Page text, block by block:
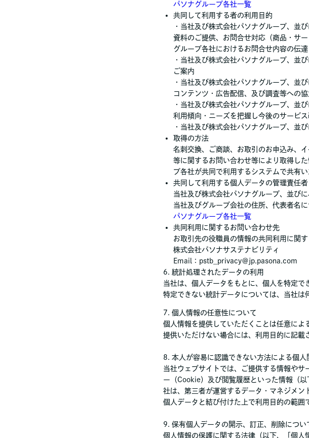
パソナグループ各社一覧
共同して利用する者の利用目的
・当社及び株式会社パソナグループ、並
資料のご提供、お問合せ対応（商品・サ
グループ各社におけるお問合せ内容の伝達
・当社及び株式会社パソナグループ、並
ご案内
・当社及び株式会社パソナグループ、並
コンテンツ・広告配信、及び調査等への
・当社及び株式会社パソナグループ、並
利用傾向・ニーズを把握し今後のサービ
・当社及び株式会社パソナグループ、並
取得の方法
名刺交換、ご商談、お取引のお申込み、
等に関するお問い合わせ等により取得し
プ各社が共同で利用するシステムで共有い
共同して利用する個人データの管理責任者
当社及び株式会社パソナグループ、並びに
当社及びグループ会社の住所、代表者名
パソナグループ各社一覧
共同利用に関するお問い合わせ先
お取引先の役職員の情報の共同利用に関
株式会社パソナサステナビリティ
Email：pstb_privacy＠jp.pasona.com
6. 統計処理されたデータの利用
当社は、個人データをもとに、個人を特定で
特定できない統計データについては、当社は
7. 個人情報の任意性について
個人情報を提供していただくことは任意によ
提供いただけない場合には、利用目的に記載
8. 本人が容易に認識できない方法による個人
当社ウェブサイトでは、ご提供する情報や
ー（Cookie）及び閲覧履歴といった情報（
社は、第三者が運営するデータ・マネジメ
個人データと結び付けた上で利用目的の範囲
9. 保有個人データの開示、訂正、削除につい
個人情報の保護に関する法律（以下、「個